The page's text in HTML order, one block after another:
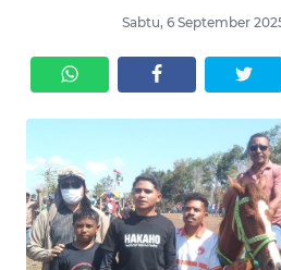
Sabtu, 6 September
SERBI
LABUAN
OPINI
Informasi